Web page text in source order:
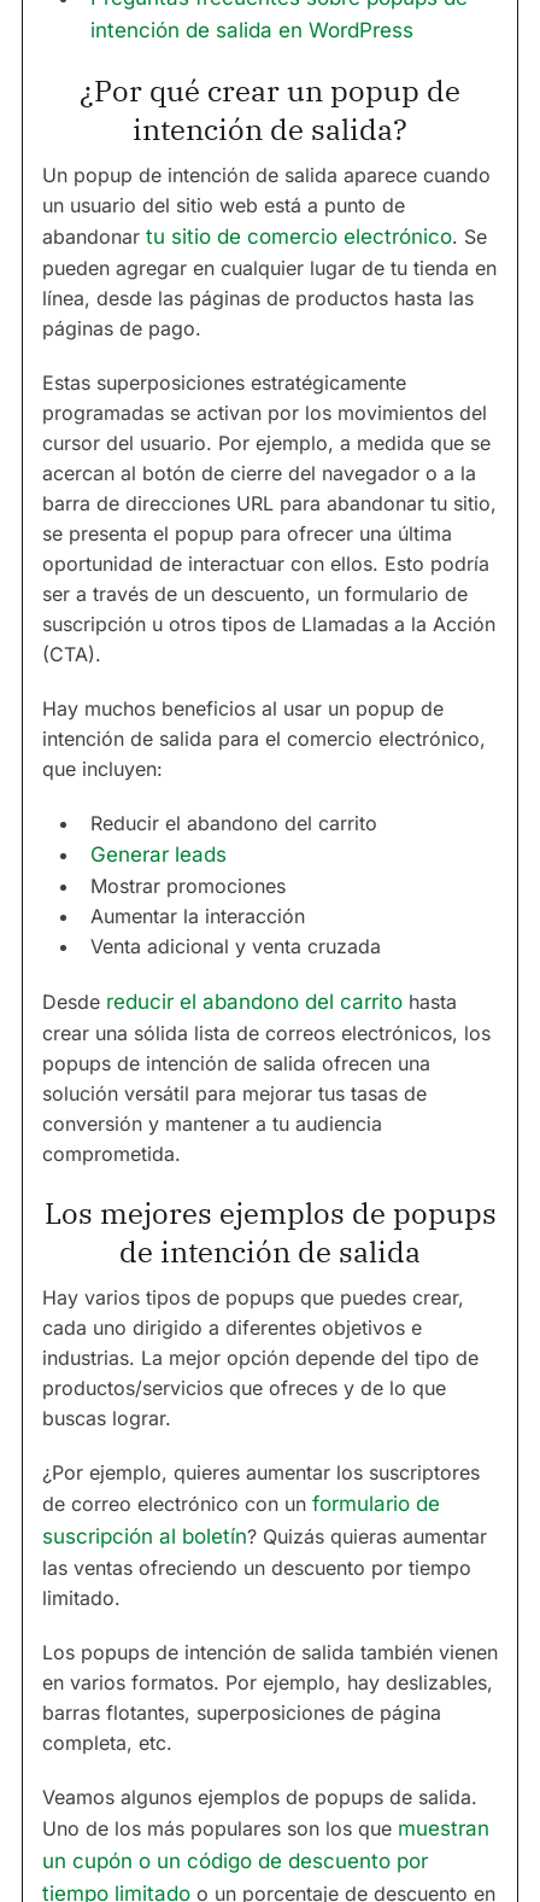
intención de salida en WordPress
¿Por qué crear un popup de
intención de salida?
Un popup de intención de salida aparece cuando
un usuario del sitio web está a punto de
abandonar tu sitio de comercio electrónico. Se
pueden agregar en cualquier lugar de tu tienda en
línea, desde las páginas de productos hasta las
páginas de pago.
Estas superposiciones estratégicamente
programadas se activan por los movimientos del
cursor del usuario. Por ejemplo, a medida que se
acercan al botón de cierre del navegador o a la
barra de direcciones URL para abandonar tu sitio,
se presenta el popup para ofrecer una última
oportunidad de interactuar con ellos. Esto podría
ser a través de un descuento, un formulario de
suscripción u otros tipos de Llamadas a la Acción
(CTA).
Hay muchos beneficios al usar un popup de
intención de salida para el comercio electrónico,
que incluyen:
Reducir el abandono del carrito
Generar leads
Mostrar promociones
Aumentar la interacción
Venta adicional y venta cruzada
Desde reducir el abandono del carrito hasta
crear una sólida lista de correos electrónicos, los
popups de intención de salida ofrecen una
solución versátil para mejorar tus tasas de
conversión y mantener a tu audiencia
comprometida.
Los mejores ejemplos de popups
de intención de salida
Hay varios tipos de popups que puedes crear,
cada uno dirigido a diferentes objetivos e
industrias. La mejor opción depende del tipo de
productos/servicios que ofreces y de lo que
buscas lograr.
¿Por ejemplo, quieres aumentar los suscriptores
de correo electrónico con un formulario de
suscripción al boletín? Quizás quieras aumentar
las ventas ofreciendo un descuento por tiempo
limitado.
Los popups de intención de salida también vienen
en varios formatos. Por ejemplo, hay deslizables,
barras flotantes, superposiciones de página
completa, etc.
Veamos algunos ejemplos de popups de salida.
Uno de los más populares son los que muestran
un cupón o un código de descuento por
tiempo limitado o un porcentaje de descuento en